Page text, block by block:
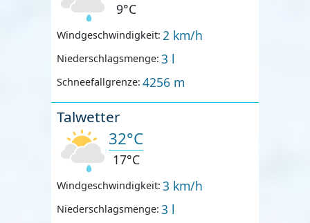
9°C
Windgeschwindigkeit: 2 km/h
Niederschlagsmenge: 3 l
Schneefallgrenze: 4256 m
Talwetter
32°C
17°C
Windgeschwindigkeit: 3 km/h
Niederschlagsmenge: 3 l